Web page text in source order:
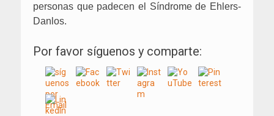
personas que padecen el Síndrome de Ehlers-
Danlos.
Por favor síguenos y comparte: